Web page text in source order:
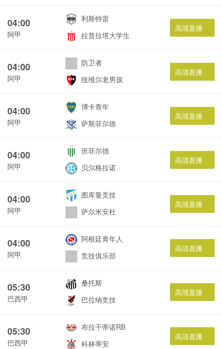
04:00
阿甲
利斯特雷
拉普拉塔大学生
高清直播
04:00
阿甲
防卫者
纽维尔老男孩
高清直播
04:00
阿甲
博卡青年
萨斯菲尔德
高清直播
04:00
阿甲
班菲尔德
贝尔格拉诺
高清直播
04:00
阿甲
图库曼竞技
萨尔米安杜
高清直播
04:00
阿甲
阿根廷青年人
竞技俱乐部
高清直播
05:30
巴西甲
桑托斯
巴拉纳竞技
高清直播
05:30
巴西甲
布拉干蒂诺RB
科林蒂安
高清直播